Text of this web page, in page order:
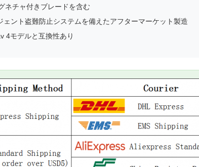
ネチャ付きブレードを含む
ェント盗難防止システムを備えたアフターマーケット製造
4モデルと互換性あり